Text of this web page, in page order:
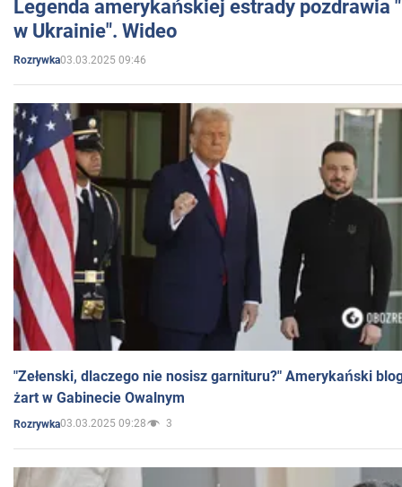
Legenda amerykańskiej estrady pozdrawia
w Ukrainie". Wideo
Rozrywka03.03.2025 09:46
"Zełenski, dlaczego nie nosisz garnituru?" Amerykański
żart w Gabinecie Owalnym
Rozrywka03.03.2025 09:28 3